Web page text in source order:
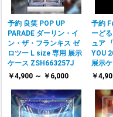
予約 良笑 POP UP
PARADE ダーリン・イ
ン・ザ・フランキス ゼ
ロツー L size 専用 展示
ケース ZSH663257J
￥4,900 ～ ￥6,000
予約
ーど
ュア
YOU
展示
￥